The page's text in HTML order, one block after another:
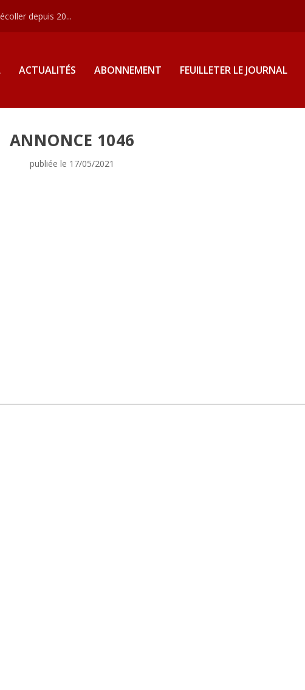
depuis 20...
ACTUALITÉS ABONNEMENT FEUILLETER LE JOURNAL
ANNONCE 1046
publiée le 17/05/2021